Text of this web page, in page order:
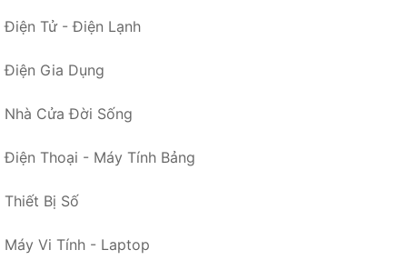
Điện Tử - Điện Lạnh
Điện Gia Dụng
Nhà Cửa Đời Sống
Điện Thoại - Máy Tính Bảng
Thiết Bị Số
Máy Vi Tính - Laptop